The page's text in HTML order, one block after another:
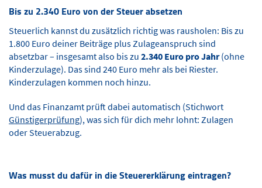
Bis zu 2.340 Euro von der Steuer absetzen
Steuerlich kannst du zusätzlich richtig was rausholen: Bis zu
1.800 Euro deiner Beiträge plus Zulageanspruch sind
absetzbar – insgesamt also bis zu 2.340 Euro pro Jahr(ohne
Kinderzulage). Das sind 240 Euro mehr als bei Riester.
Kinderzulagen kommen noch hinzu.
Und das Finanzamt prüft dabei automatisch (Stichwort
Günstigerprüfung), was sich für dich mehr lohnt: Zulagen
oder Steuerabzug.
Was musst du dafür in die Steuererklärung eintragen?